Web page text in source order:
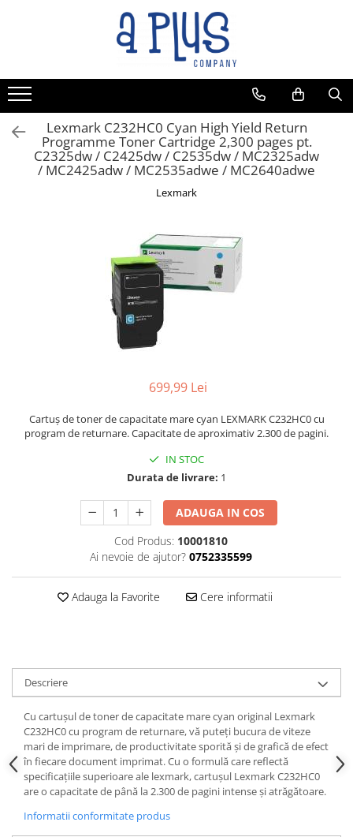
Lexmark C232HC0 Cyan High Yield Return
Programme Toner Cartridge 2,300 pages pt.
C2325dw / C2425dw / C2535dw / MC2325adw
/ MC2425adw / MC2535adwe / MC2640adwe
Lexmark
699,99 Lei
Cartuș de toner de capacitate mare cyan LEXMARK C232HC0 cu
program de returnare. Capacitate de aproximativ 2.300 de pagini.
IN STOC
Durata de livrare: 1
ADAUGA IN COS
Cod Produs: 10001810
Ai nevoie de ajutor? 0752335599
Adauga la Favorite Cere informatii
Descriere
Cu cartușul de toner de capacitate mare cyan original Lexmark
C232HC0 cu program de returnare, vă puteți bucura de viteze
mari de imprimare, de productivitate sporită și de grafică de efect
în fiecare document imprimat. Cu o formulă care reflectă
specificațiile superioare ale lexmark, cartușul Lexmark C232HC0
are o capacitate de până la 2.300 de pagini intense și atrăgătoare.
Informatii conformitate produs